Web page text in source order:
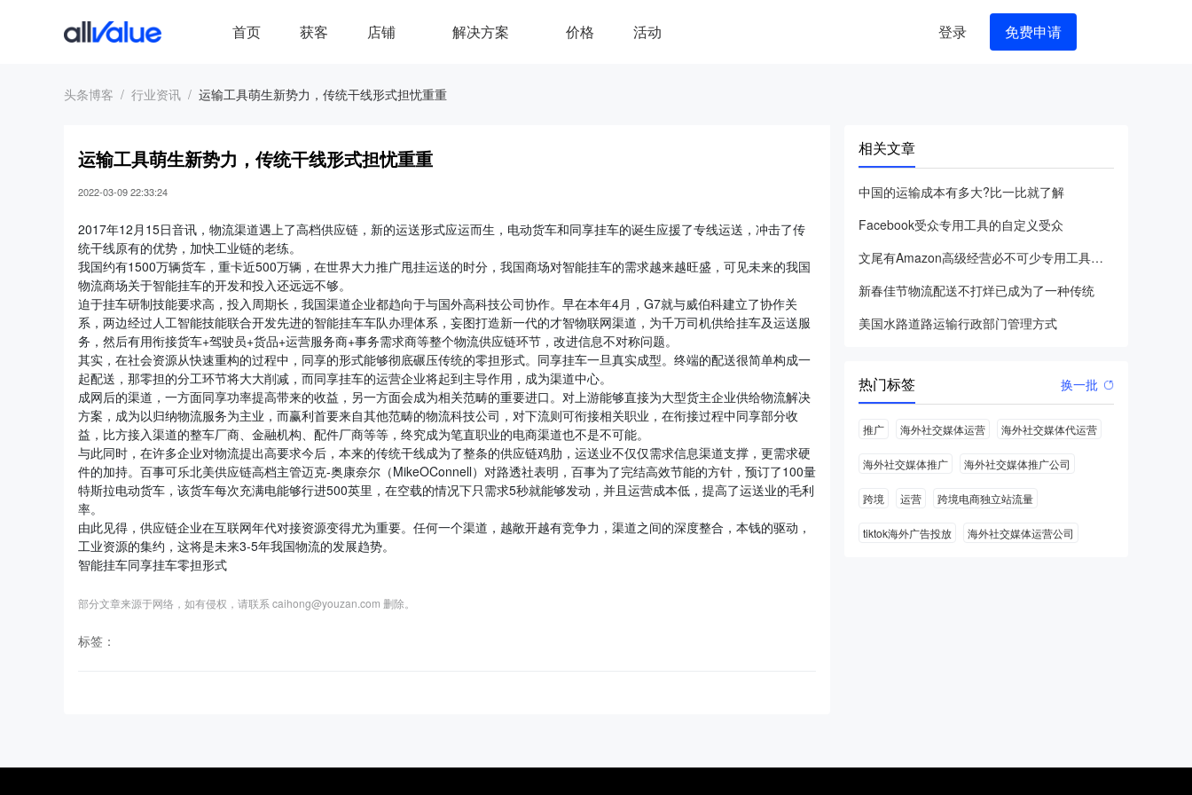
首页 获客 店铺 解决方案 价格 活动 登录 免费申请
头条博客 行业资讯 运输工具萌生新势力，传统干线形式担忧重重
运输工具萌生新势力，传统干线形式担忧重重
2022-03-09 22:33:24
2017年12月15日音讯，物流渠道遇上了高档供应链，新的运送形式应运而生，电动货车和同享挂车的诞生应援了专线运送，冲击了传
统干线原有的优势，加快工业链的老练。
我国约有1500万辆货车，重卡近500万辆，在世界大力推广甩挂运送的时分，我国商场对智能挂车的需求越来越旺盛，可见未来的我国
物流商场关于智能挂车的开发和投入还远远不够。
迫于挂车研制技能要求高，投入周期长，我国渠道企业都趋向于与国外高科技公司协作。早在本年4月，G7就与威伯科建立了协作关
系，两边经过人工智能技能联合开发先进的智能挂车车队办理体系，妄图打造新一代的才智物联网渠道，为千万司机供给挂车及运送服
务，然后有用衔接货车+驾驶员+货品+运营服务商+事务需求商等整个物流供应链环节，改进信息不对称问题。
其实，在社会资源从快速重构的过程中，同享的形式能够彻底碾压传统的零担形式。同享挂车一旦真实成型。终端的配送很简单构成一
起配送，那零担的分工环节将大大削减，而同享挂车的运营企业将起到主导作用，成为渠道中心。
成网后的渠道，一方面同享功率提高带来的收益，另一方面会成为相关范畴的重要进口。对上游能够直接为大型货主企业供给物流解决
方案，成为以归纳物流服务为主业，而赢利首要来自其他范畴的物流科技公司，对下流则可衔接相关职业，在衔接过程中同享部分收
益，比方接入渠道的整车厂商、金融机构、配件厂商等等，终究成为笔直职业的电商渠道也不是不可能。
与此同时，在许多企业对物流提出高要求今后，本来的传统干线成为了整条的供应链鸡肋，运送业不仅仅需求信息渠道支撑，更需求硬
件的加持。百事可乐北美供应链高档主管迈克-奥康奈尔（MikeOConnell）对路透社表明，百事为了完结高效节能的方针，预订了100量
特斯拉电动货车，该货车每次充满电能够行进500英里，在空载的情况下只需求5秒就能够发动，并且运营成本低，提高了运送业的毛利
率。
由此见得，供应链企业在互联网年代对接资源变得尤为重要。任何一个渠道，越敞开越有竞争力，渠道之间的深度整合，本钱的驱动，
工业资源的集约，这将是未来3-5年我国物流的发展趋势。
智能挂车同享挂车零担形式
部分文章来源于网络，如有侵权，请联系 caihong@youzan.com 删除。
标签：
相关文章
中国的运输成本有多大?比一比就了解
Facebook受众专用工具的自定义受众
文尾有Amazon高级经营必不可少专用工具可领到
新春佳节物流配送不打烊已成为了一种传统
美国水路道路运输行政部门管理方式
热门标签 换一批
推广 海外社交媒体运营 海外社交媒体代运营
海外社交媒体推广 海外社交媒体推广公司
跨境 运营 跨境电商独立站流量
tiktok海外广告投放 海外社交媒体运营公司